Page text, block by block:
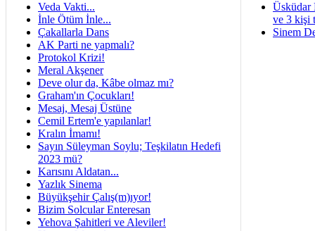
Veda Vakti...
İnle Ötüm İnle...
Çakallarla Dans
AK Parti ne yapmalı?
Protokol Krizi!
Meral Akşener
Deve olur da, Kâbe olmaz mı?
Graham'ın Çocukları!
Mesaj, Mesaj Üstüne
Cemil Ertem'e yapılanlar!
Kralın İmamı!
Sayın Süleyman Soylu; Teşkilatın Hedefi
2023 mü?
Karısını Aldatan...
Yazlık Sinema
Büyükşehir Çalış(m)ıyor!
Bizim Solcular Enteresan
Yehova Şahitleri ve Aleviler!
Üsküdar
ve 3 kişi
Sinem